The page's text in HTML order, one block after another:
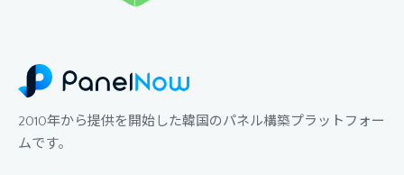
2010年から提供を開始した韓国のパネル構築プラットフォー
ムです。